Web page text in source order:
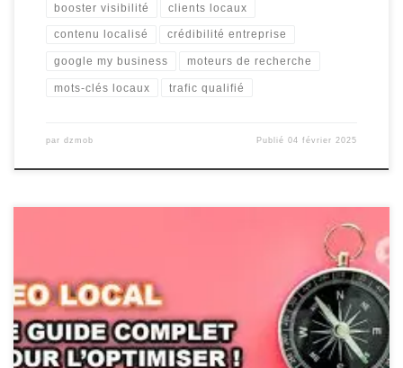
booster visibilité clients locaux
contenu localisé crédibilité entreprise
google my business moteurs de recherche
mots-clés locaux trafic qualifié
par dzmob Publié04 février 2025
Améliorer le référencement local : Guide pratique Améliorer le
référencement local : Guide pratique Le référencement local est
un aspect crucial pour les entreprises qui souhaitent attirer des
clients dans leur région. En optimisant votre présence en ligne
pour les recherches locales, vous pouvez augmenter la visibilité